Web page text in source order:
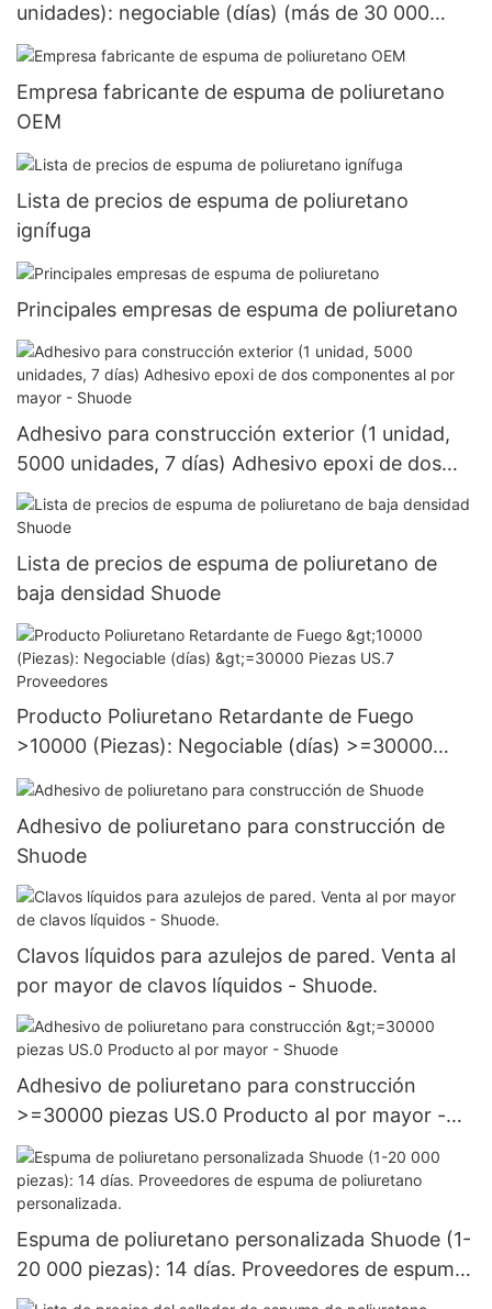
unidades): negociable (días) (más de 30 000
unidades, EE. UU., 72 fabricantes)
Empresa fabricante de espuma de poliuretano
OEM
Lista de precios de espuma de poliuretano
ignífuga
Principales empresas de espuma de poliuretano
Adhesivo para construcción exterior (1 unidad,
5000 unidades, 7 días) Adhesivo epoxi de dos
componentes al por mayor - Shuode
Lista de precios de espuma de poliuretano de
baja densidad Shuode
Producto Poliuretano Retardante de Fuego
>10000 (Piezas): Negociable (días) >=30000
Piezas US.7 Proveedores
Adhesivo de poliuretano para construcción de
Shuode
Clavos líquidos para azulejos de pared. Venta al
por mayor de clavos líquidos - Shuode.
Adhesivo de poliuretano para construcción
>=30000 piezas US.0 Producto al por mayor -
Shuode
Espuma de poliuretano personalizada Shuode (1-
20 000 piezas): 14 días. Proveedores de espuma
de poliuretano personalizada.